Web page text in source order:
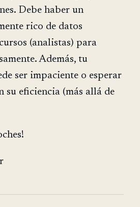
Debe haber un
rico de datos
(analistas) para
Además, tu
ser impaciente o esperar
su eficiencia (más allá de